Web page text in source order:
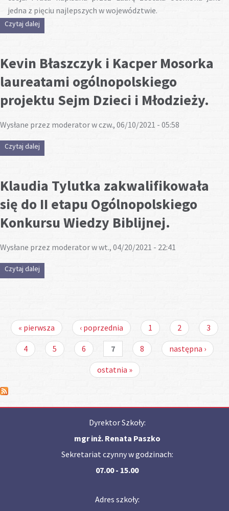
jedna z pięciu najlepszych w województwie.
Czytaj dalej
Konkursu Papieskiego
Kevin Błaszczyk i Kacper Mosorka
laureatami ogólnopolskiego
projektu Sejm Dzieci i Młodzieży.
Wysłane przez moderatorw czw., 06/10/2021 - 05:58
Czytaj dalej
ogólnopolskiego projektu Sejm Dzieci i Młodzieży.
Klaudia Tylutka zakwalifikowała
się do II etapu Ogólnopolskiego
Konkursu Wiedzy Biblijnej.
Wysłane przez moderatorw wt., 04/20/2021 - 22:41
Czytaj dalej
Ogólnopolskiego Konkursu Wiedzy Biblijnej.
« pierwsza ‹ poprzednia 1 2 3
4 5 6 7 8 następna ›
ostatnia »
Dyrektor Szkoły:
mgr inż. Renata Paszko
Sekretariat czynny w godzinach:
07.00 - 15.00
Adres szkoły: